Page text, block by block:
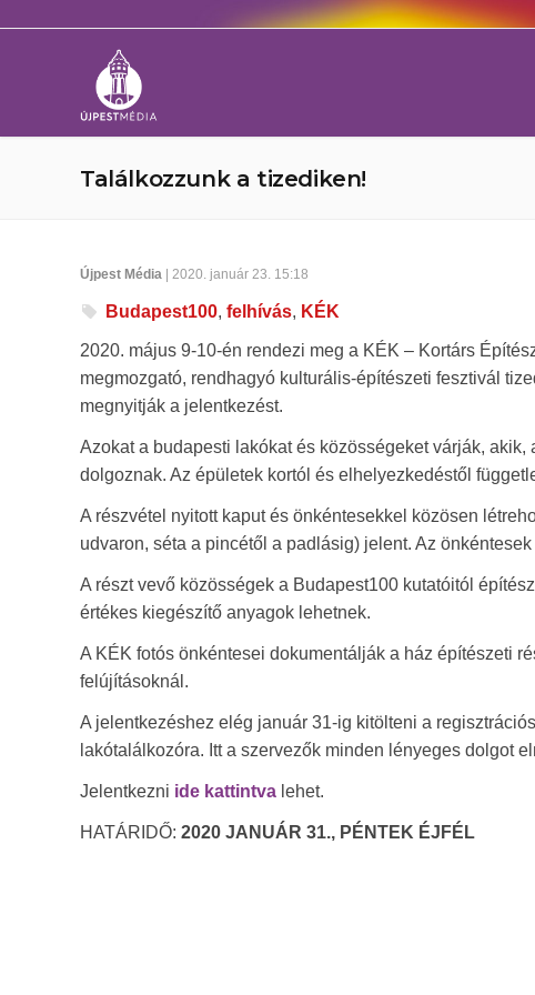
Találkozzunk a tizediken!
Újpest Média | 2020. január 23. 15:18
Budapest100, felhívás, KÉK
2020. május 9-10-én rendezi meg a KÉK – Kortárs
megmozgató, rendhagyó kulturális-építészeti fesztivál
megnyitják a jelentkezést.
Azokat a budapesti lakókat és közösségeket várják,
dolgoznak. Az épületek kortól és elhelyezkedéstől
A részvétel nyitott kaput és önkéntesekkel közösen
udvaron, séta a pincétől a padlásig) jelent. Az
A részt vevő közösségek a Budapest100 kutatóitól
értékes kiegészítő anyagok lehetnek.
A KÉK fotós önkéntesei dokumentálják a ház építészeti
felújításoknál.
A jelentkezéshez elég január 31-ig kitölteni a
lakótalálkozóra. Itt a szervezők minden lényeges dolgot
Jelentkezni ide kattintva lehet.
HATÁRIDŐ: 2020 JANUÁR 31., PÉNTEK ÉJFÉL